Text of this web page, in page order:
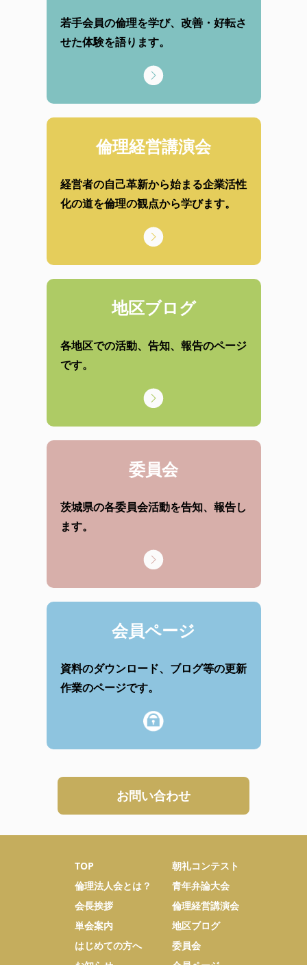
若手会員の倫理を学び、改善・好転さ
せた体験を語ります。
倫理経営講演会
経営者の自己革新から始まる企業活性
化の道を倫理の観点から学びます。
地区ブログ
各地区での活動、告知、報告のページ
です。
委員会
茨城県の各委員会活動を告知、報告し
ます。
会員ページ
資料のダウンロード、ブログ等の更新
作業のページです。
お問い合わせ
TOP
倫理法人会とは？
会長挨拶
単会案内
はじめての方へ
朝礼コンテスト
青年弁論大会
倫理経営講演会
地区ブログ
委員会